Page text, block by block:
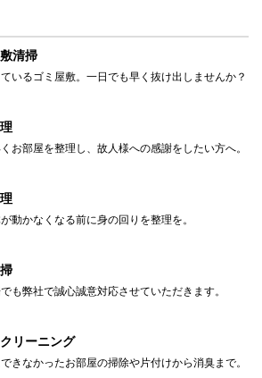
清掃
いるゴミ屋敷。一日でも早く抜け出しませんか？
お部屋を整理し、故人様への感謝をしたい方へ。
動かなくなる前に身の回りを整理を。
も弊社で誠心誠意対応させていただきます。
リーニング
きなかったお部屋の掃除や片付けから消臭まで。